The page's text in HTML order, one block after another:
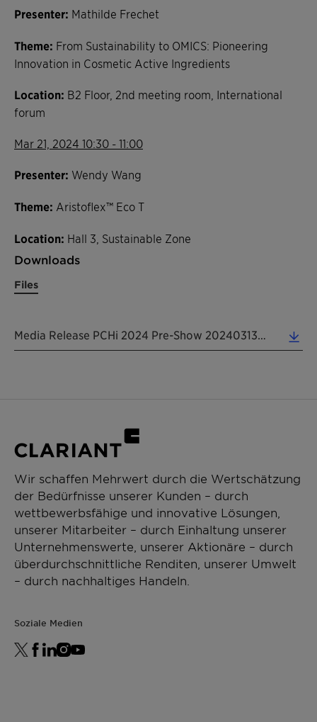
Presenter: Mathilde Frechet
Theme: From Sustainability to OMICS: Pioneering
Innovation in Cosmetic Active Ingredients
Location: B2 Floor, 2nd meeting room, International
forum
Mar 21, 2024 10:30 - 11:00
Presenter: Wendy Wang
Theme: Aristoflex™ Eco T
Location: Hall 3, Sustainable Zone
Downloads
Files
Wir schaffen Mehrwert durch die Wertschätzung
der Bedürfnisse unserer Kunden – durch
wettbewerbsfähige und innovative Lösungen,
unserer Mitarbeiter – durch Einhaltung unserer
Unternehmenswerte, unserer Aktionäre – durch
überdurchschnittliche Renditen, unserer Umwelt
– durch nachhaltiges Handeln.
Soziale Medien